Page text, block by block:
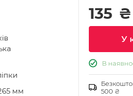
мм
135 ₴
У
В
500 ₴